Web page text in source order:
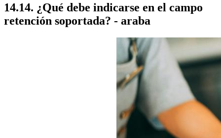
14.14. ¿Qué debe indicarse en el campo
retención soportada? - araba